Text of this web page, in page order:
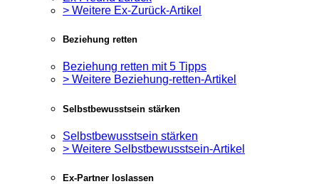
> Weitere Ex-Zurück-Artikel
Beziehung retten
Beziehung retten mit 5 Tipps
> Weitere Beziehung-retten-Artikel
Selbstbewusstsein stärken
Selbstbewusstsein stärken
> Weitere Selbstbewusstsein-Artikel
Ex-Partner loslassen